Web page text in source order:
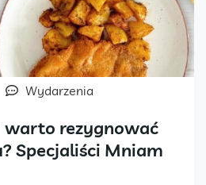
Wydarzenia
warto rezygnować
Specjaliści Mniam